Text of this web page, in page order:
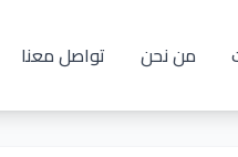
من نحن تواصل معنا